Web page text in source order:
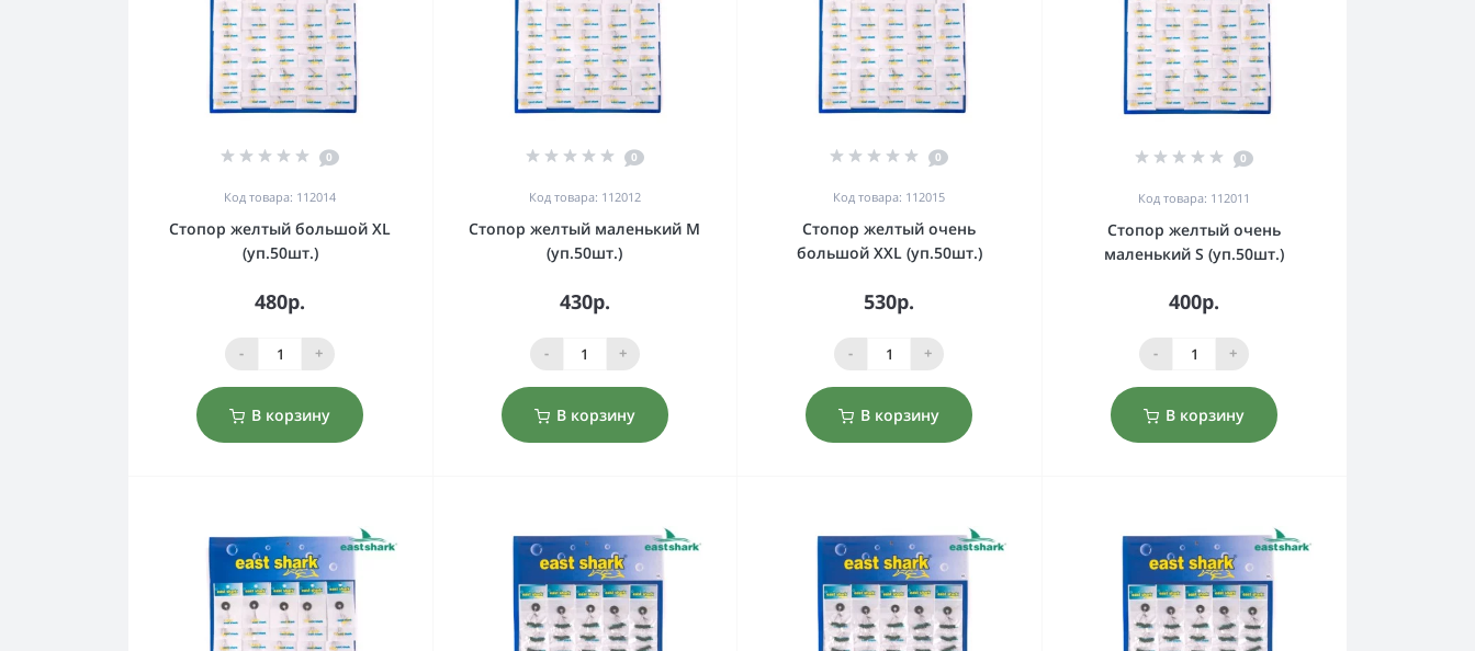
0
Код товара: 112014
Стопор желтый большой XL
(уп.50шт.)
480р.
- +
В корзину
0
Код товара: 112012
Стопор желтый маленький M
(уп.50шт.)
430р.
- +
В корзину
0
Код товара: 112015
Стопор желтый очень
большой XXL (уп.50шт.)
530р.
- +
В корзину
0
Код товара: 112011
Стопор желтый очень
маленький S (уп.50шт.)
400р.
- +
В корзину